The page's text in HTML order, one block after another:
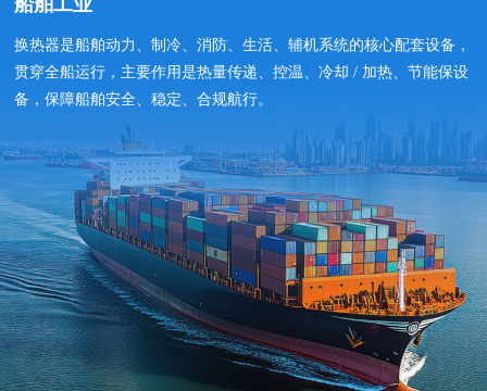
换热器是船舶动力、制冷、消防、生活、辅机系统的核心配套设备，
贯穿全船运行，主要作用是热量传递、控温、冷却 / 加热、节能保设
备，保障船舶安全、稳定、合规航行。